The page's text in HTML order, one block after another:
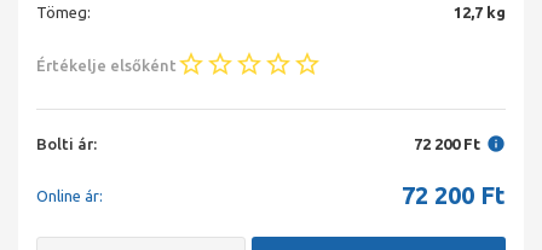
Tömeg:
12,7 kg
Értékelje elsőként
Bolti ár: 72 200 Ft
Online ár: 72 200 Ft